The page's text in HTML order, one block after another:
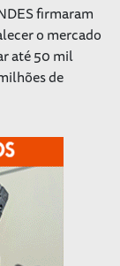
firmaram
o mercado
até 50 mil
de